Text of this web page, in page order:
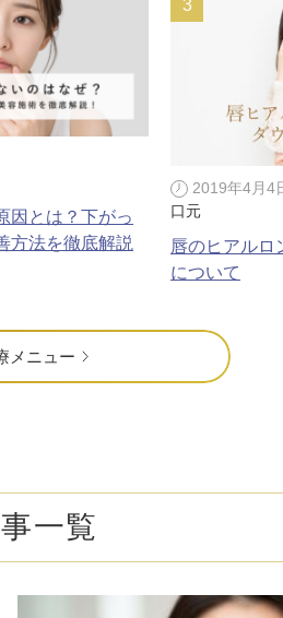
な施術
ください
目頭切開法
眉下切開（眉下リフト）
眼瞼下垂手術
鼻プロテーゼ（隆鼻術）
鼻尖形成術（鼻尖縮小術）
額（おでこ）ヒアルロン酸注入
スマイルリップ
因とは？下がっ
方法を徹底解説
2019年4月4
口元
唇のヒアルロ
について
メニュー
一覧